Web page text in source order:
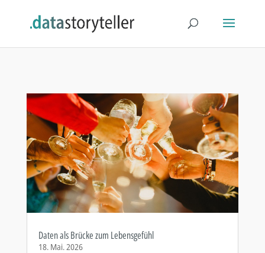
Daten als Brücke zum Lebensgefühl
18. Mai. 2026